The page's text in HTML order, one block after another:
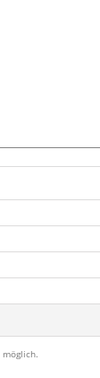
möglich.